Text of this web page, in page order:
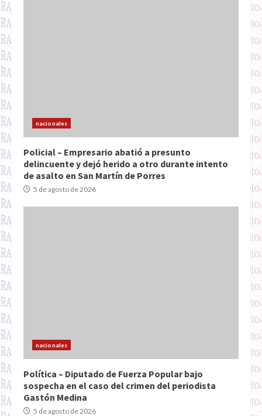
nacionales
Policial – Empresario abatió a presunto
delincuente y dejó herido a otro durante intento
de asalto en San Martín de Porres
5 de agosto de 2026
nacionales
Política – Diputado de Fuerza Popular bajo
sospecha en el caso del crimen del periodista
Gastón Medina
5 de agosto de 2026